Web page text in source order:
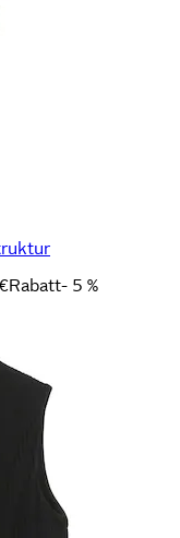
Rabatt- 5 %